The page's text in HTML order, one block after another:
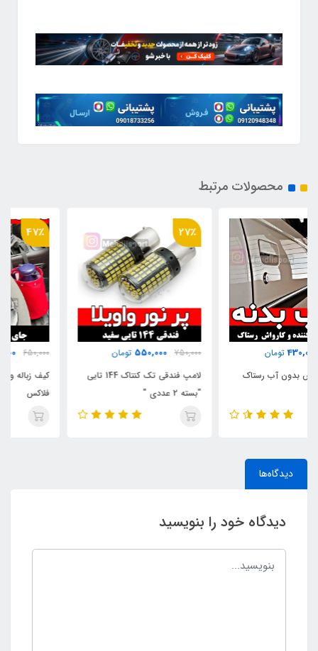
محصولات مرتبط
27٪
750,000
لامپ فندقی تک کنتاک 144 تایی
47٪
650,000
کیف زباله و جای بطری اب و جای
فلاکس
دیدگاه‌ها
دیدگاه خود را بنویسید